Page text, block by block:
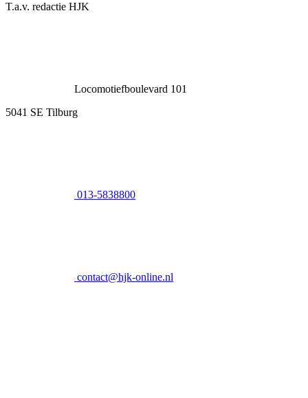
T.a.v. redactie HJK
Locomotiefboulevard 101
5041 SE Tilburg
013-5838800
contact@hjk-online.nl